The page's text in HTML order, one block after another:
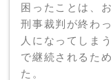
困ったことは、
刑事裁判が終わ
人になってしま
で継続されるた
た。